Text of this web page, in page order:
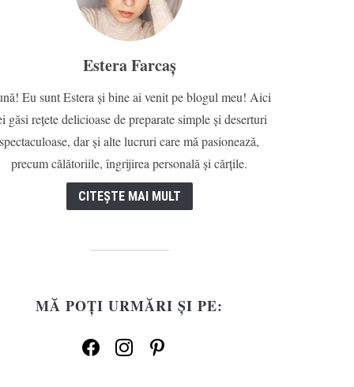
Estera Farcaș
Eu sunt Estera și bine ai venit pe blogul meu! Aici
găsi rețete delicioase de preparate simple și deserturi
spectaculoase, dar și alte lucruri care mă pasionează,
precum călătoriile, îngrijirea personală și cărțile.
CITEȘTE MAI MULT
MĂ POȚI URMĂRI ȘI PE:
facebookinstagrampinterest